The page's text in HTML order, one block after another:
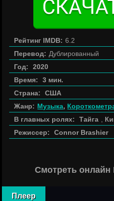
Рейтинг IMDB: 6.2
Перевод: Дублированный
Год:
2020
Время:
3 мин.
Страна:
США
Жанр: Музыка,
В главных ролях:
Тайга
Режиссер:
Connor Brashier
Смотреть онлайн
Плеер